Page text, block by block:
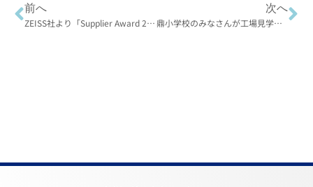
前へ
ZEISS社より「Supplier Award 2023」を授与いただきました
次へ
鼎小学校のみなさんが工場見学に来てくれました！